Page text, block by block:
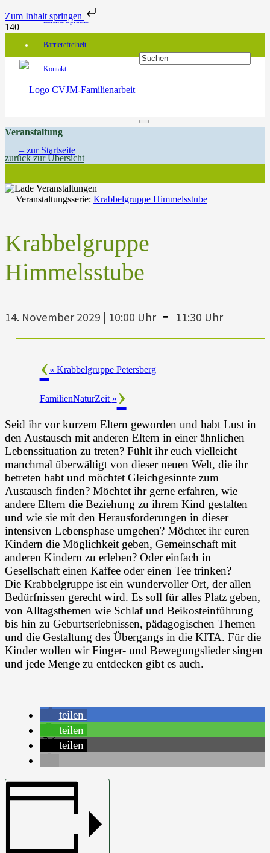
Zum Inhalt springen
Leichte Sprache
Barrierefreiheit
Kontakt
Veranstaltung
zurück zur Übersicht
Veranstaltungsserie: Krabbelgruppe Himmelsstube
Krabbelgruppe
Himmelsstube
14. November 2029 | 10:00 Uhr - 11:30 Uhr
« Krabbelgruppe Petersberg
FamilienNaturZeit »
Seid ihr vor kurzem Eltern geworden und habt Lust in
den Austausch mit anderen Eltern in einer ähnlichen
Lebenssituation zu treten? Fühlt ihr euch vielleicht
manchmal überwältigt von dieser neuen Welt, die ihr
betreten habt und möchtet Gleichgesinnte zum
Austausch finden? Möchtet ihr gerne erfahren, wie
andere Eltern die Beziehung zu ihrem Kind gestalten
und wie sie mit den Herausforderungen in dieser
intensiven Lebensphase umgehen? Möchtet ihr euren
Kindern die Möglichkeit geben, Gemeinschaft mit
anderen Kindern zu erleben? Oder einfach in
Gesellschaft einen Kaffee oder einen Tee trinken?
Die Krabbelgruppe ist ein wundervoller Ort, der allen
Bedürfnissen gerecht wird. Es soll für alles Platz geben,
von Alltagsthemen wie Schlaf und Beikosteinführung
bis hin zu Geburtserlebnissen, pädagogischen Themen
und die Gestaltung des Übergangs in die KITA. Für die
Kinder wollen wir Finger- und Bewegungslieder singen
und jede Menge zu entdecken gibt es auch.
teilen
teilen
teilen